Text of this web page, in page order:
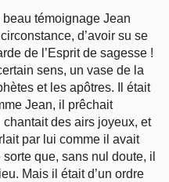
témoignage Jean
d’avoir su se
de l’Esprit de sagesse !
sens, un vase de la
et les apôtres. Il était
Jean, il prêchait
chantait des airs joyeux, et
par lui comme il avait
que, sans nul doute, il
Mais il était d’un ordre